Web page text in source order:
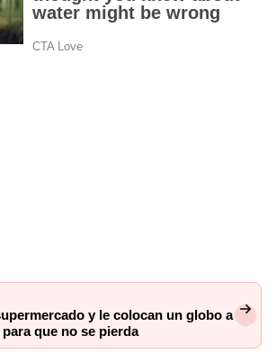
y le colocan un globo a
para que no se pierda